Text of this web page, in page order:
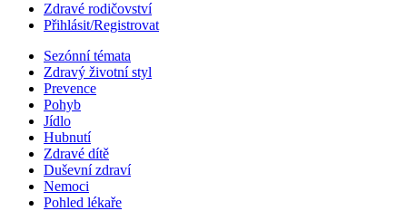
Zdravé rodičovství
Přihlásit/Registrovat
Sezónní témata
Zdravý životní styl
Prevence
Pohyb
Jídlo
Hubnutí
Zdravé dítě
Duševní zdraví
Nemoci
Pohled lékaře